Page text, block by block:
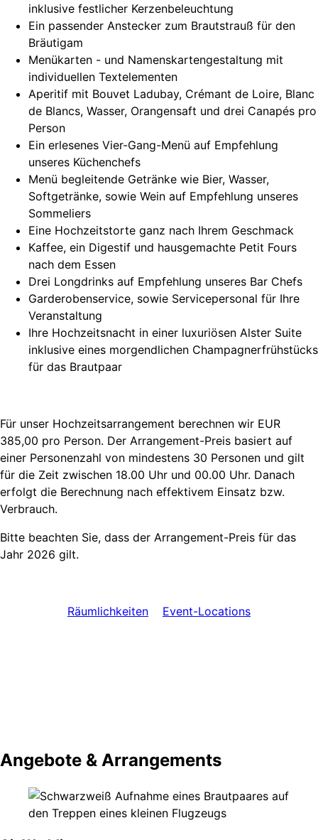
inklusive festlicher Kerzenbeleuchtung
Ein passender Anstecker zum Brautstrauß für den
Bräutigam
Menükarten - und Namenskartengestaltung mit
individuellen Textelementen
Aperitif mit Bouvet Ladubay, Crémant de Loire, Blanc
de Blancs, Wasser, Orangensaft und drei Canapés pro
Person
Ein erlesenes Vier-Gang-Menü auf Empfehlung
unseres Küchenchefs
Menü begleitende Getränke wie Bier, Wasser,
Softgetränke, sowie Wein auf Empfehlung unseres
Sommeliers
Eine Hochzeitstorte ganz nach Ihrem Geschmack
Kaffee, ein Digestif und hausgemachte Petit Fours
nach dem Essen
Drei Longdrinks auf Empfehlung unseres Bar Chefs
Garderobenservice, sowie Servicepersonal für Ihre
Veranstaltung
Ihre Hochzeitsnacht in einer luxuriösen Alster Suite
inklusive eines morgendlichen Champagnerfrühstücks
für das Brautpaar
Für unser Hochzeitsarrangement berechnen wir EUR
385,00 pro Person. Der Arrangement-Preis basiert auf
einer Personenzahl von mindestens 30 Personen und gilt
für die Zeit zwischen 18.00 Uhr und 00.00 Uhr. Danach
erfolgt die Berechnung nach effektivem Einsatz bzw.
Verbrauch.
Bitte beachten Sie, dass der Arrangement-Preis für das
Jahr 2026 gilt.
Räumlichkeiten Event-Locations
Angebote & Arrangements